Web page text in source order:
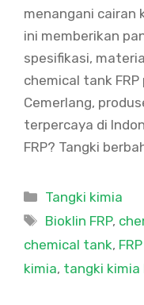
menangani cairan
ini memberikan
spesifikasi,
chemical tank
Cemerlang,
terpercaya di
FRP? Tangki
Categories
Tangki kimia
Tags
Bioklin FRP,
chemical tank,
kimia, tangki kimia